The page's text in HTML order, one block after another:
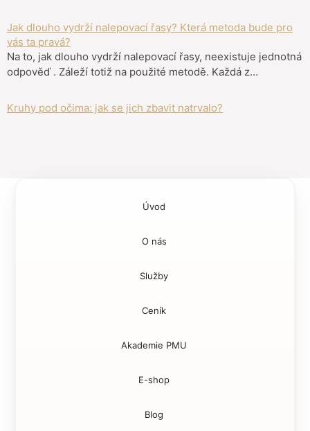
Jak dlouho vydrží nalepovací řasy? Která metoda bude pro
vás ta pravá?
Na to, jak dlouho vydrží nalepovací řasy, neexistuje jednotná
odpověď . Záleží totiž na použité metodě. Každá z…
Kruhy pod očima: jak se jich zbavit natrvalo?
Úvod
O nás
Služby
Ceník
Akademie PMU
E-shop
Blog